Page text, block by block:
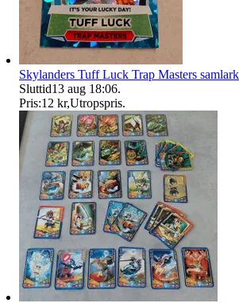
Skylanders Tuff Luck Trap Masters
Sluttid13 aug 18:06.
Pris:12 kr,Utropspris.